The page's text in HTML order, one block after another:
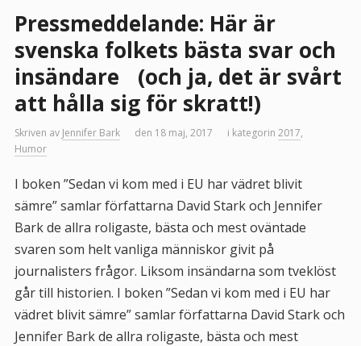
Pressmeddelande: Här är
svenska folkets bästa svar och
insändare (och ja, det är svårt
att hålla sig för skratt!)
Skriven av Jennifer Bark den 18 maj, 2017 i kategorin 2017,
Humor
I boken ”Sedan vi kom med i EU har vädret blivit
sämre” samlar författarna David Stark och Jennifer
Bark de allra roligaste, bästa och mest oväntade
svaren som helt vanliga människor givit på
journalisters frågor. Liksom insändarna som tveklöst
går till historien. I boken ”Sedan vi kom med i EU har
vädret blivit sämre” samlar författarna David Stark och
Jennifer Bark de allra roligaste, bästa och mest